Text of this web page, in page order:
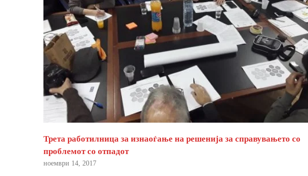
Трета работилница за изнаоѓање на решенија за справувањето со
проблемот со отпадот
ноември 14, 2017